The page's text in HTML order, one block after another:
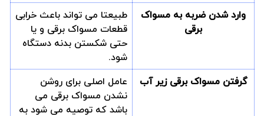
وارد شدن ضربه به مسواک
برقی
طبیعتا می تواند باعث خرابی
قطعات مسواک برقی و یا
حتی شکستن بدنه دستگاه
شود.
گرفتن مسواک برقی زیر آب
عامل اصلی برای روشن
نشدن مسواک برقی می
باشد که توصیه می شود به